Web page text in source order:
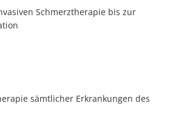
Schmerztherapie bis zur
sämtlicher Erkrankungen des